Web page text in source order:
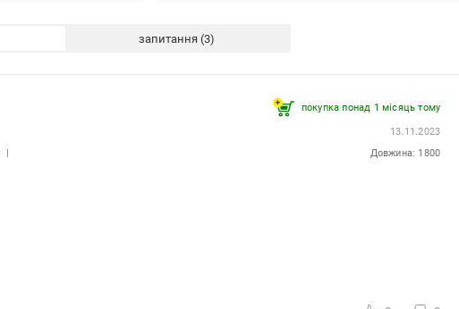
запитання
покупка понад 1 місяць тому
13.11.2023
Довжина: 1800